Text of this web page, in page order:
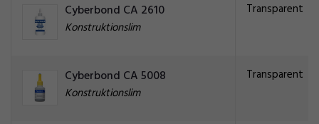
Cyberbond CA 2610
Konstruktionslim
Transparent
Cyberbond CA 5008
Konstruktionslim
Transparent